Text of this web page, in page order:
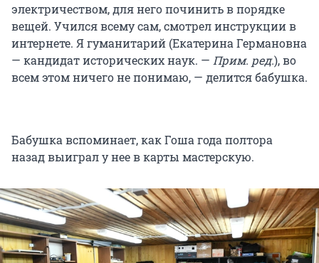
электричеством, для него починить в порядке
вещей. Учился всему сам, смотрел инструкции в
интернете. Я гуманитарий (Екатерина Германовна
— кандидат исторических наук. — Прим. ред.), во
всем этом ничего не понимаю, — делится бабушка.
Бабушка вспоминает, как Гоша года полтора
назад выиграл у нее в карты мастерскую.